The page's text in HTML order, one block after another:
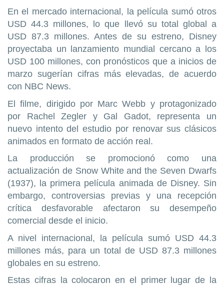
En el mercado internacional, la película sumó otros
USD 44.3 millones, lo que llevó su total global a
USD 87.3 millones. Antes de su estreno, Disney
proyectaba un lanzamiento mundial cercano a los
USD 100 millones, con pronósticos que a inicios de
marzo sugerían cifras más elevadas, de acuerdo
con NBC News.
El filme, dirigido por Marc Webb y protagonizado
por Rachel Zegler y Gal Gadot, representa un
nuevo intento del estudio por renovar sus clásicos
animados en formato de acción real.
La producción se promocionó como una
actualización de Snow White and the Seven Dwarfs
(1937), la primera película animada de Disney. Sin
embargo, controversias previas y una recepción
crítica desfavorable afectaron su desempeño
comercial desde el inicio.
A nivel internacional, la película sumó USD 44.3
millones más, para un total de USD 87.3 millones
globales en su estreno.
Estas cifras la colocaron en el primer lugar de la